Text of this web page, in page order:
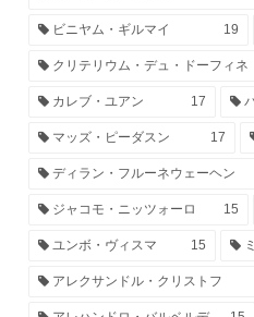
ビニヤム・ギルマイ 19
クリテリウム・デュ・ドーフィネ
カレブ・ユアン 17
マッズ・ピーダスン 17
ディラン・フルーネウェーヘン
ジャコモ・ニッツォーロ 15
ユンボ・ヴィスマ 15
アレクサンドル・クリストフ